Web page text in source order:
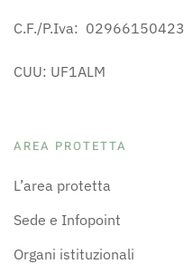
C.F./P.Iva: 02966150423
CUU: UF1ALM
AREA PROTETTA
L’area protetta
Sede e Infopoint
Organi istituzionali